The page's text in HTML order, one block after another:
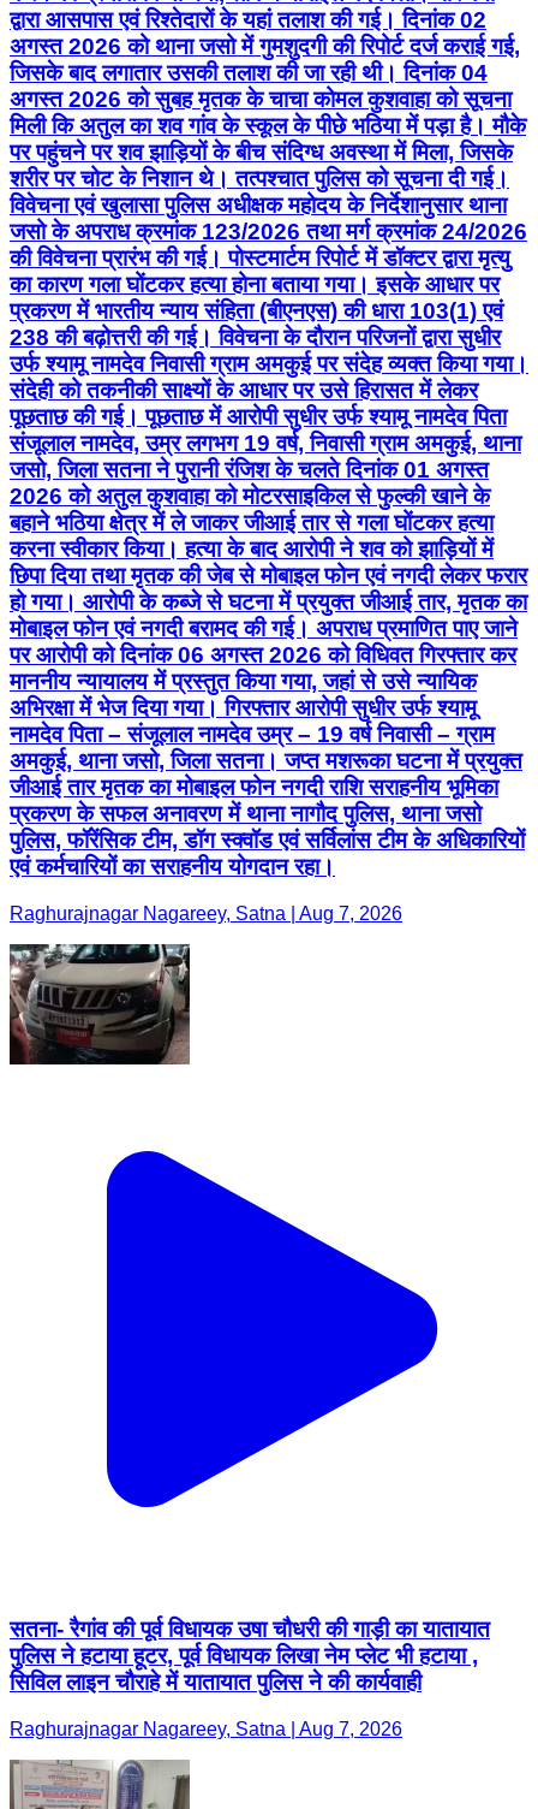
द्वारा आसपास एवं रिश्तेदारों के यहां तलाश की गई। दिनांक 02
अगस्त 2026 को थाना जसो में गुमशुदगी की रिपोर्ट दर्ज कराई गई,
जिसके बाद लगातार उसकी तलाश की जा रही थी। दिनांक 04
अगस्त 2026 को सुबह मृतक के चाचा कोमल कुशवाहा को सूचना
मिली कि अतुल का शव गांव के स्कूल के पीछे भठिया में पड़ा है। मौके
पर पहुंचने पर शव झाड़ियों के बीच संदिग्ध अवस्था में मिला, जिसके
शरीर पर चोट के निशान थे। तत्पश्चात पुलिस को सूचना दी गई।
विवेचना एवं खुलासा पुलिस अधीक्षक महोदय के निर्देशानुसार थाना
जसो के अपराध क्रमांक 123/2026 तथा मर्ग क्रमांक 24/2026
की विवेचना प्रारंभ की गई। पोस्टमार्टम रिपोर्ट में डॉक्टर द्वारा मृत्यु
का कारण गला घोंटकर हत्या होना बताया गया। इसके आधार पर
प्रकरण में भारतीय न्याय संहिता (बीएनएस) की धारा 103(1) एवं
238 की बढ़ोत्तरी की गई। विवेचना के दौरान परिजनों द्वारा सुधीर
उर्फ श्यामू नामदेव निवासी ग्राम अमकुई पर संदेह व्यक्त किया गया।
संदेही को तकनीकी साक्ष्यों के आधार पर उसे हिरासत में लेकर
पूछताछ की गई। पूछताछ में आरोपी सुधीर उर्फ श्यामू नामदेव पिता
संजूलाल नामदेव, उम्र लगभग 19 वर्ष, निवासी ग्राम अमकुई, थाना
जसो, जिला सतना ने पुरानी रंजिश के चलते दिनांक 01 अगस्त
2026 को अतुल कुशवाहा को मोटरसाइकिल से फुल्की खाने के
बहाने भठिया क्षेत्र में ले जाकर जीआई तार से गला घोंटकर हत्या
करना स्वीकार किया। हत्या के बाद आरोपी ने शव को झाड़ियों में
छिपा दिया तथा मृतक की जेब से मोबाइल फोन एवं नगदी लेकर फरार
हो गया। आरोपी के कब्जे से घटना में प्रयुक्त जीआई तार, मृतक का
मोबाइल फोन एवं नगदी बरामद की गई। अपराध प्रमाणित पाए जाने
पर आरोपी को दिनांक 06 अगस्त 2026 को विधिवत गिरफ्तार कर
माननीय न्यायालय में प्रस्तुत किया गया, जहां से उसे न्यायिक
अभिरक्षा में भेज दिया गया। गिरफ्तार आरोपी सुधीर उर्फ श्यामू
नामदेव पिता – संजूलाल नामदेव उम्र – 19 वर्ष निवासी – ग्राम
अमकुई, थाना जसो, जिला सतना। जप्त मशरूका घटना में प्रयुक्त
जीआई तार मृतक का मोबाइल फोन नगदी राशि सराहनीय भूमिका
प्रकरण के सफल अनावरण में थाना नागौद पुलिस, थाना जसो
पुलिस, फॉरेंसिक टीम, डॉग स्क्वॉड एवं सर्विलांस टीम के अधिकारियों
एवं कर्मचारियों का सराहनीय योगदान रहा।
Raghurajnagar Nagareey, Satna | Aug 7, 2026
सतना- रैगांव की पूर्व विधायक उषा चौधरी की गाड़ी का यातायात
पुलिस ने हटाया हूटर, पूर्व विधायक लिखा नेम प्लेट भी हटाया ,
सिविल लाइन चौराहे में यातायात पुलिस ने की कार्यवाही
Raghurajnagar Nagareey, Satna | Aug 7, 2026